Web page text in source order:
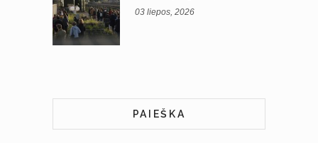
03 liepos, 2026
PAIEŠKA